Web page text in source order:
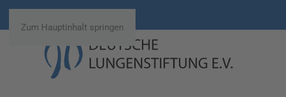
Zum Hauptinhalt springen